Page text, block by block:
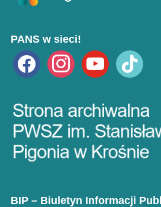
PANS w sieci!
facebook instagramyoutube tiktok
BIP – Biuletyn Informacji